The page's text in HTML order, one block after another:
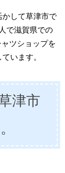
かして草津市で
で滋賀県での
ツショップを
います。
津市